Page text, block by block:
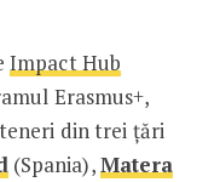
Impact Hub
Erasmus+,
din trei țări
(Spania),Matera